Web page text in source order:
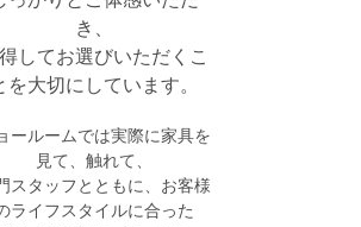
き、
してお選びいただくこ
を大切にしています。
ールームでは実際に家具を
見て、触れて、
スタッフとともに、お客様
ライフスタイルに合った